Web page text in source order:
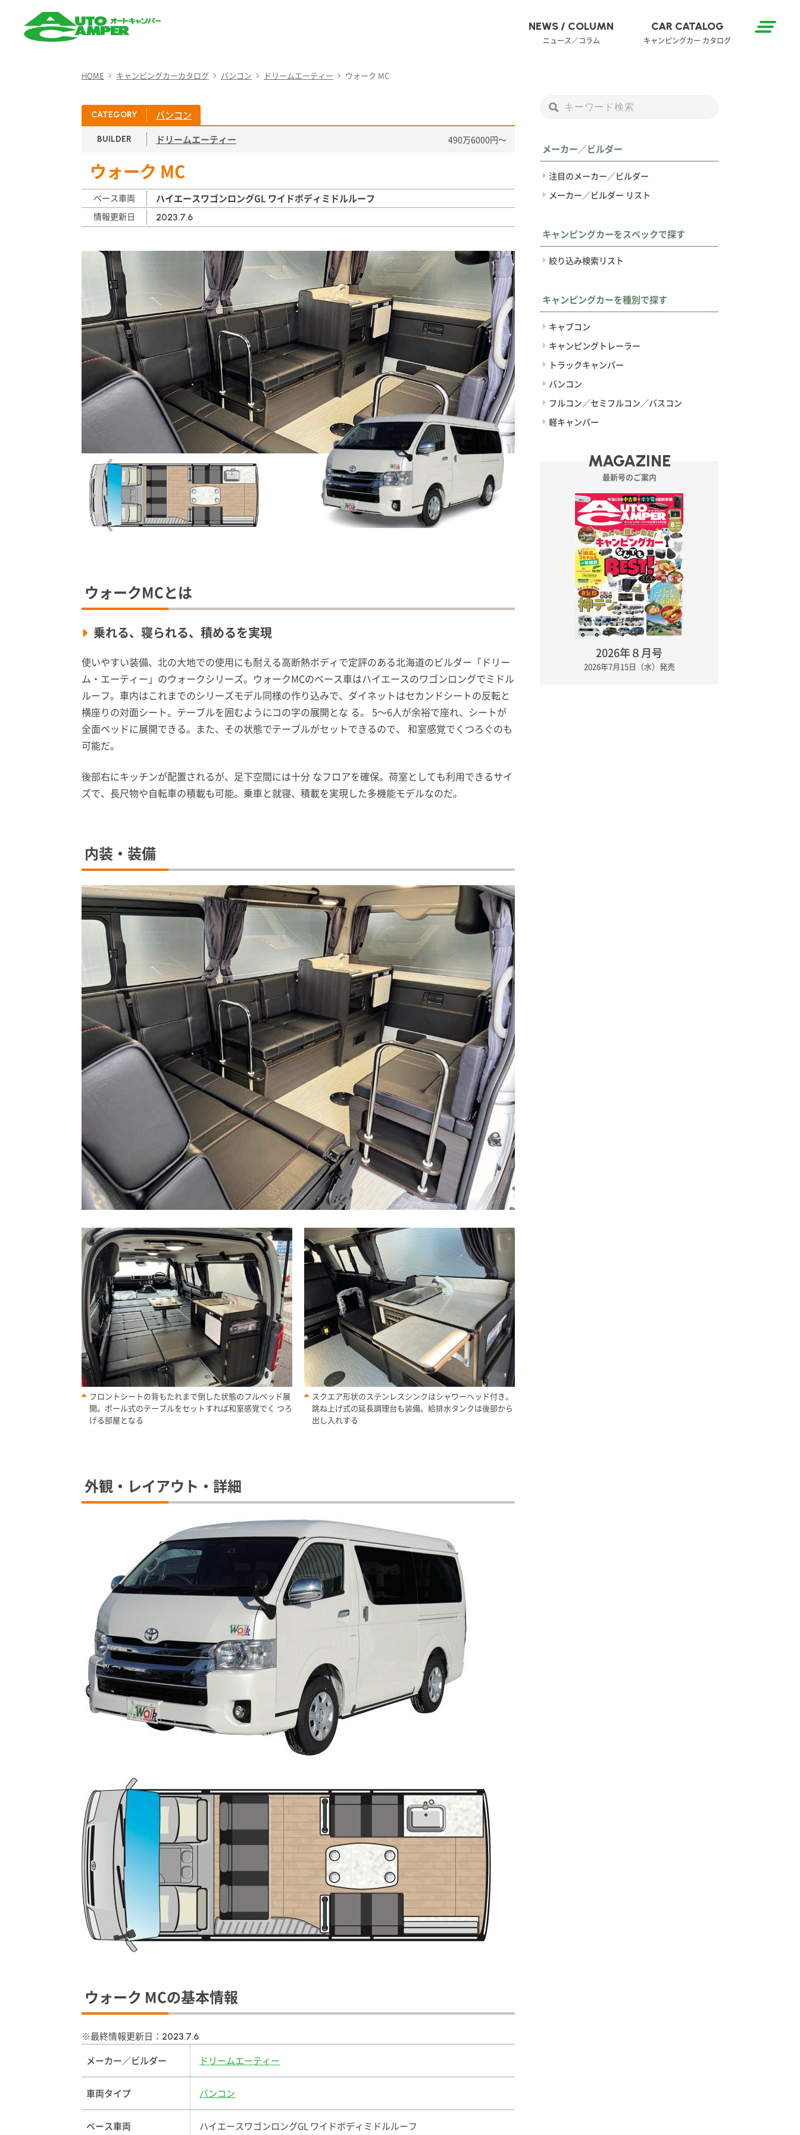
キャンパー）
NEWS / COLUMN
ニュース／コラム
CAR CATALOG
キャンピングカー カタログ
HOME キャンピングカーカタログ バンコン ドリームエーティー ウォーク MC
CATEGORY バンコン
BUILDER ドリームエーティー 490万6000円〜
ウォーク MC
ベース車両 ハイエースワゴンロングGL ワイドボディミドルルーフ
情報更新日 2023.7.6
ウォークMCとは
乗れる、寝られる、積めるを実現
使いやすい装備、北の大地での使用にも耐える高断熱ボディで定評のある北海道のビルダー「ドリー
ム・エーティー」のウォークシリーズ。ウォークMCのベース車はハイエースのワゴンロングでミドル
ルーフ。車内はこれまでのシリーズモデル同様の作り込みで、ダイネットはセカンドシートの反転と
横座りの対面シート。テーブルを囲むようにコの字の展開とな る。 5〜6人が余裕で座れ、シートが
全面ベッドに展開できる。また、その状態でテーブルがセットできるので、 和室感覚でくつろぐのも
可能だ。
後部右にキッチンが配置されるが、足下空間には十分 なフロアを確保。荷室としても利用できるサイ
ズで、長尺物や自転車の積載も可能。乗車と就寝、積載を実現した多機能モデルなのだ。
内装・装備
フロントシートの背もたれまで倒した状態のフルベッド展
開。ポール式のテーブルをセットすれば和室感覚でく つろ
げる部屋となる
スクエア形状のステンレスシンクはシャワーヘッド付き。
跳ね上げ式の延長調理台も装備。給排水タンクは後部から
出し入れする
外観・レイアウト・詳細
ウォーク MCの基本情報
※最終情報更新日： 2023.7.6
メーカー／ビルダー ドリームエーティー
車両タイプ バンコン
ベース車両 ハイエースワゴンロングGL ワイドボディミドルルーフ
メーカー／ビルダー
注目のメーカー／ビルダー
メーカー／ビルダー リスト
キャンピングカーをスペックで探す
絞り込み検索リスト
キャンピングカーを種別で探す
キャブコン
キャンピングトレーラー
トラックキャンパー
バンコン
フルコン／セミフルコン／バスコン
軽キャンパー
MAGAZINE
最新号のご案内
2026年８月号
2026年7月15日（水）発売